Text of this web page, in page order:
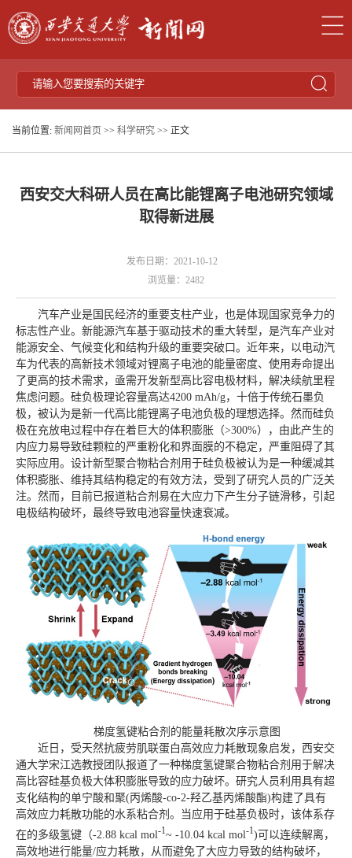
当前位置: 新闻网首页 >> 科学研究 >> 正文
西安交大科研人员在高比能锂离子电池研究领域
取得新进展
发布日期：2021-10-12
浏览量： 2482
汽车产业是国民经济的重要支柱产业，也是体现国家竞争力的
标志性产业。新能源汽车基于驱动技术的重大转型，是汽车产业对
能源安全、气候变化和结构升级的重要突破口。近年来，以电动汽
车为代表的高新技术领域对锂离子电池的能量密度、使用寿命提出
了更高的技术需求，亟需开发新型高比容电极材料，解决续航里程
焦虑问题。硅负极理论容量高达4200 mAh/g，十倍于传统石墨负
极，被认为是新一代高比能锂离子电池负极的理想选择。然而硅负
极在充放电过程中存在着巨大的体积膨胀（>300%），由此产生的
内应力易导致硅颗粒的严重粉化和界面膜的不稳定，严重阻碍了其
实际应用。设计新型聚合物粘合剂用于硅负极被认为是一种缓减其
体积膨胀、维持其结构稳定的有效方法，受到了研究人员的广泛关
注。然而，目前已报道粘合剂易在大应力下产生分子链滑移，引起
电极结构破坏，最终导致电池容量快速衰减。
梯度氢键粘合剂的能量耗散次序示意图
近日，受天然抗疲劳肌联蛋白高效应力耗散现象启发，西安交
通大学宋江选教授团队报道了一种梯度氢键聚合物粘合剂用于解决
高比容硅基负极大体积膨胀导致的应力破坏。研究人员利用具有超
支化结构的单宁酸和聚(丙烯酸-co-2-羟乙基丙烯酸酯)构建了具有
高效应力耗散功能的水系粘合剂。当应用于硅基负极时，该体系存
在的多级氢键（-2.88 kcal mol-1~ -10.04 kcal mol-1)可以连续解离，
高效地进行能量/应力耗散，从而避免了大应力导致的结构破坏，